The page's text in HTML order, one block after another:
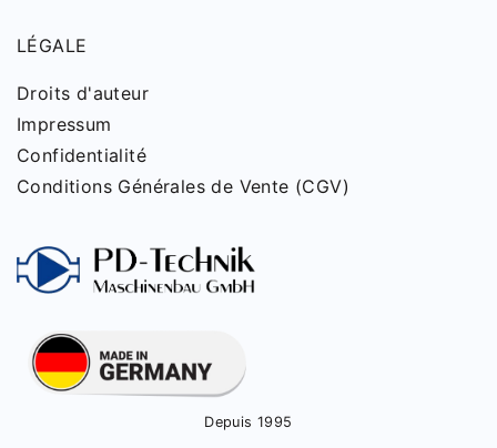
LÉGALE
Droits d'auteur
Impressum
Confidentialité
Conditions Générales de Vente (CGV)
Depuis 1995